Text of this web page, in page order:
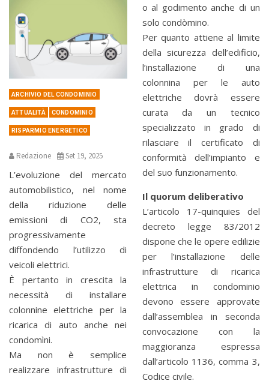
ARCHIVIO DEL CONDOMINIO
ATTUALITÀ CONDOMINIO
RISPARMIO ENERGETICO
Redazione Set 19, 2025
L’evoluzione del mercato
automobilistico, nel nome
della riduzione delle
emissioni di CO2, sta
progressivamente
diffondendo l’utilizzo di
veicoli elettrici.
È pertanto in crescita la
necessità di installare
colonnine elettriche per la
ricarica di auto anche nei
condomìni.
Ma non è semplice
realizzare infrastrutture di
o al godimento anche di un
solo condòmino.
Per quanto attiene al limite
della sicurezza dell’edificio,
l’installazione di una
colonnina per le auto
elettriche dovrà essere
curata da un tecnico
specializzato in grado di
rilasciare il certificato di
conformità dell’impianto e
del suo funzionamento.
Il quorum deliberativo
L’articolo 17-quinquies del
decreto legge 83/2012
dispone che le opere edilizie
per l’installazione delle
infrastrutture di ricarica
elettrica in condominio
devono essere approvate
dall’assemblea in seconda
convocazione con la
maggioranza espressa
dall’articolo 1136, comma 3,
Codice civile.